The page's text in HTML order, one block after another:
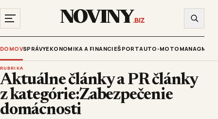
NOVINY.BIZ
DOMOVSPRÁVYEKONOMIKA A FINANCIEŠPORTAUTO-MOTO
RUBRIKA
Aktuálne články a PR články
z kategórie:Zabezpečenie
domácnosti